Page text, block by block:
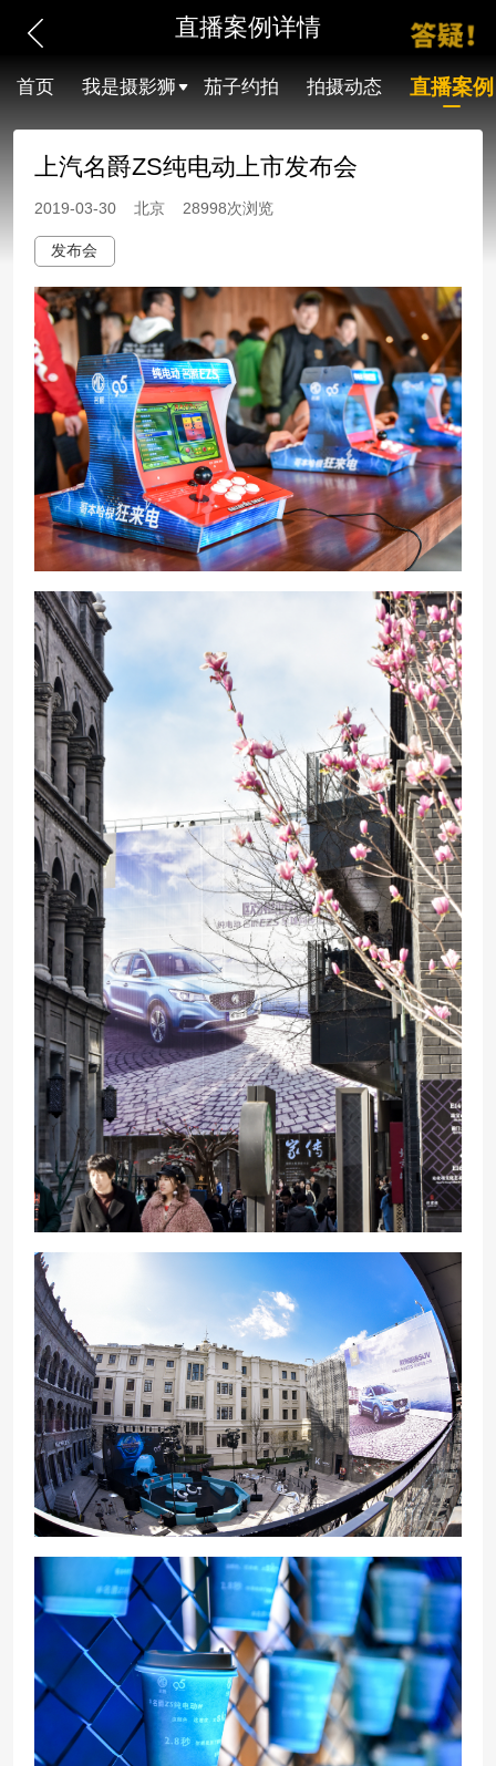
直播案例详情
首页 我是摄影狮 茄子约拍 拍摄动态 直播案例
上汽名爵ZS纯电动上市发布会
2019-03-30 北京 28998次浏览
发布会